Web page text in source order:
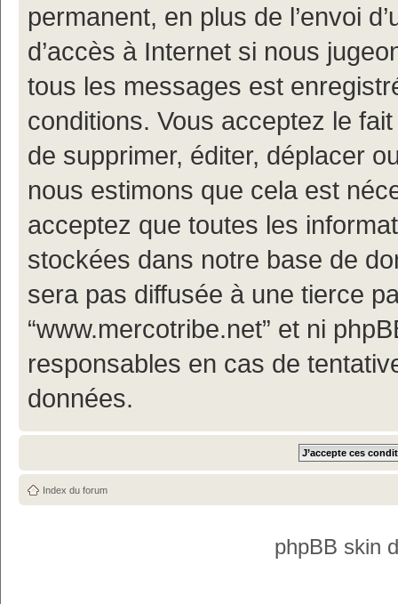
permanent, en plus de l’envoi
d’accès à Internet si nous
tous les messages est
conditions. Vous acceptez le
de supprimer, éditer, déplacer
nous estimons que cela est
acceptez que toutes les
stockées dans notre base de
sera pas diffusée à une tierce
“www.mercotribe.net” et ni
responsables en cas de
données.
Index du forum
phpBB skin